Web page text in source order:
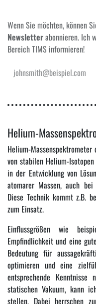
Wenn Sie möchten, können
Newsletterabonnieren. Ich
Bereich TIMS informieren!
Helium-
Helium-
von stabilen Helium-
in der Entwicklung von
atomarer Massen, auch
Diese Technik kommt z.B.
zum Einsatz.
Einflussgrößen wie
Empfindlichkeit und eine
Bedeutung für
optimieren und eine
entsprechende Kenntnisse
statischen Vakuum, kann
stellen. Dabei herrschen